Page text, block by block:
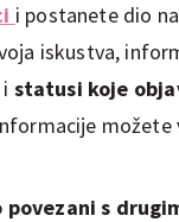
i postanete dio
iskustva,
statusi koje
povezani s